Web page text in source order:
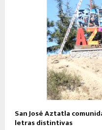
San José Aztatla
letras distintivas